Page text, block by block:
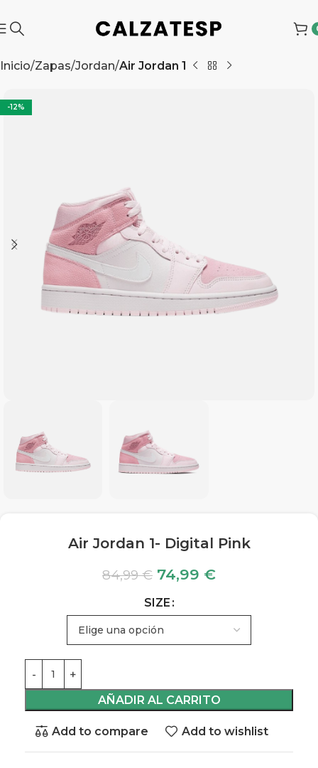
Inicio Zapas Jordan Air Jordan 1
-12%
Air Jordan 1- Digital Pink
84,99€ 74,99 €
SIZE
AÑADIR AL CARRITO
Add to compare Add to wishlist